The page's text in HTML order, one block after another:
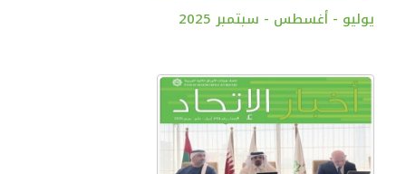
يوليو - أغسطس - سبتمبر 2025